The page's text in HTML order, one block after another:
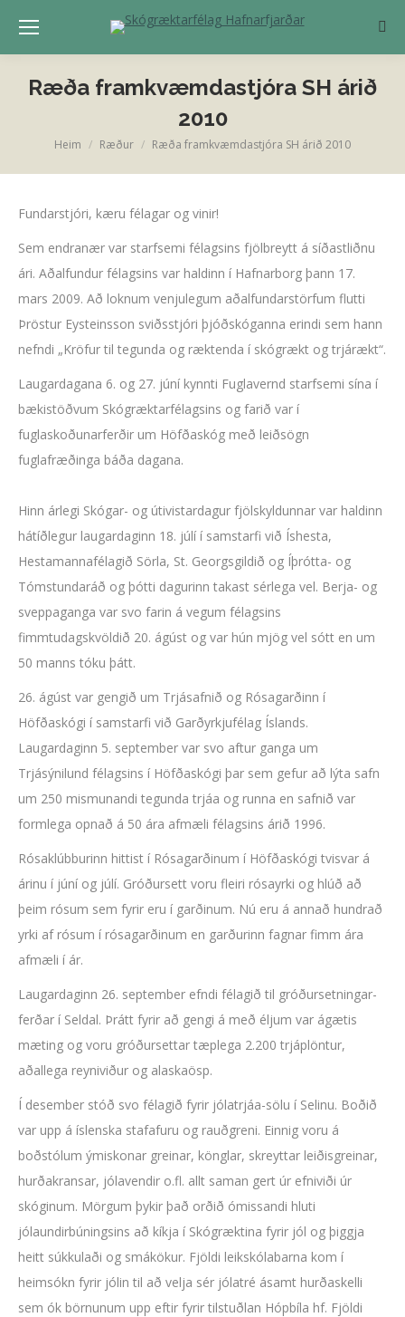
Ræða framkvæmdastjóra SH árið
2010
You are here:
Heim Ræður Ræða framkvæmdastjóra SH árið 2010
Fundarstjóri, kæru félagar og vinir!
Sem endranær var starfsemi félagsins fjölbreytt á síðastliðnu
ári. Aðalfundur félagsins var haldinn í Hafnarborg þann 17.
mars 2009. Að loknum venjulegum aðalfundarstörfum flutti
Þröstur Eysteinsson sviðsstjóri þjóðskóganna erindi sem hann
nefndi „Kröfur til tegunda og ræktenda í skógrækt og trjárækt“.
Laugardagana 6. og 27. júní kynnti Fuglavernd starfsemi sína í
bækistöðvum Skógræktarfélagsins og farið var í
fuglaskoðunarferðir um Höfðaskóg með leiðsögn
fuglafræðinga báða dagana.
Hinn árlegi Skógar- og útivistardagur fjölskyldunnar var haldinn
hátíðlegur laugardaginn 18. júlí í samstarfi við Íshesta,
Hestamannafélagið Sörla, St. Georgsgildið og Íþrótta- og
Tómstundaráð og þótti dagurinn takast sérlega vel. Berja- og
sveppaganga var svo farin á vegum félagsins
fimmtudagskvöldið 20. ágúst og var hún mjög vel sótt en um
50 manns tóku þátt.
26. ágúst var gengið um Trjásafnið og Rósagarðinn í
Höfðaskógi í samstarfi við Garðyrkjufélag Íslands.
Laugardaginn 5. september var svo aftur ganga um
Trjásýnilund félagsins í Höfðaskógi þar sem gefur að lýta safn
um 250 mismunandi tegunda trjáa og runna en safnið var
formlega opnað á 50 ára afmæli félagsins árið 1996.
Rósaklúbburinn hittist í Rósagarðinum í Höfðaskógi tvisvar á
árinu í júní og júlí. Gróðursett voru fleiri rósayrki og hlúð að
þeim rósum sem fyrir eru í garðinum. Nú eru á annað hundrað
yrki af rósum í rósagarðinum en garðurinn fagnar fimm ára
afmæli í ár.
Laugardaginn 26. september efndi félagið til gróðursetningar-
ferðar í Seldal. Þrátt fyrir að gengi á með éljum var ágætis
mæting og voru gróðursettar tæplega 2.200 trjáplöntur,
aðallega reyniviður og alaskaösp.
Í desember stóð svo félagið fyrir jólatrjáa-sölu í Selinu. Boðið
var upp á íslenska stafafuru og rauðgreni. Einnig voru á
boðstólum ýmiskonar greinar, könglar, skreyttar leiðisgreinar,
hurðakransar, jólavendir o.fl. allt saman gert úr efniviði úr
skóginum. Mörgum þykir það orðið ómissandi hluti
jólaundirbúningsins að kíkja í Skógræktina fyrir jól og þiggja
heitt súkkulaði og smákökur. Fjöldi leikskólabarna kom í
heimsókn fyrir jólin til að velja sér jólatré ásamt hurðaskelli
sem ók börnunum upp eftir fyrir tilstuðlan Hópbíla hf. Fjöldi